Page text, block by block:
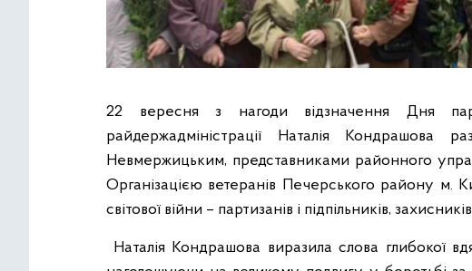
22 вересня з нагоди відзначення Дня
райдержадміністрації Наталія Кондрашова
Невмержицьким, представниками районного
Організацією ветеранів Печерського району м.
світової війни – партизанів і підпільників,
Наталія Кондрашова виразила слова глибокої